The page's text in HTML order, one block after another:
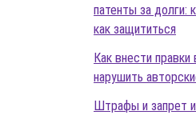
патенты за долги:
как защититься
Как внести
нарушить
Штрафы и запрет